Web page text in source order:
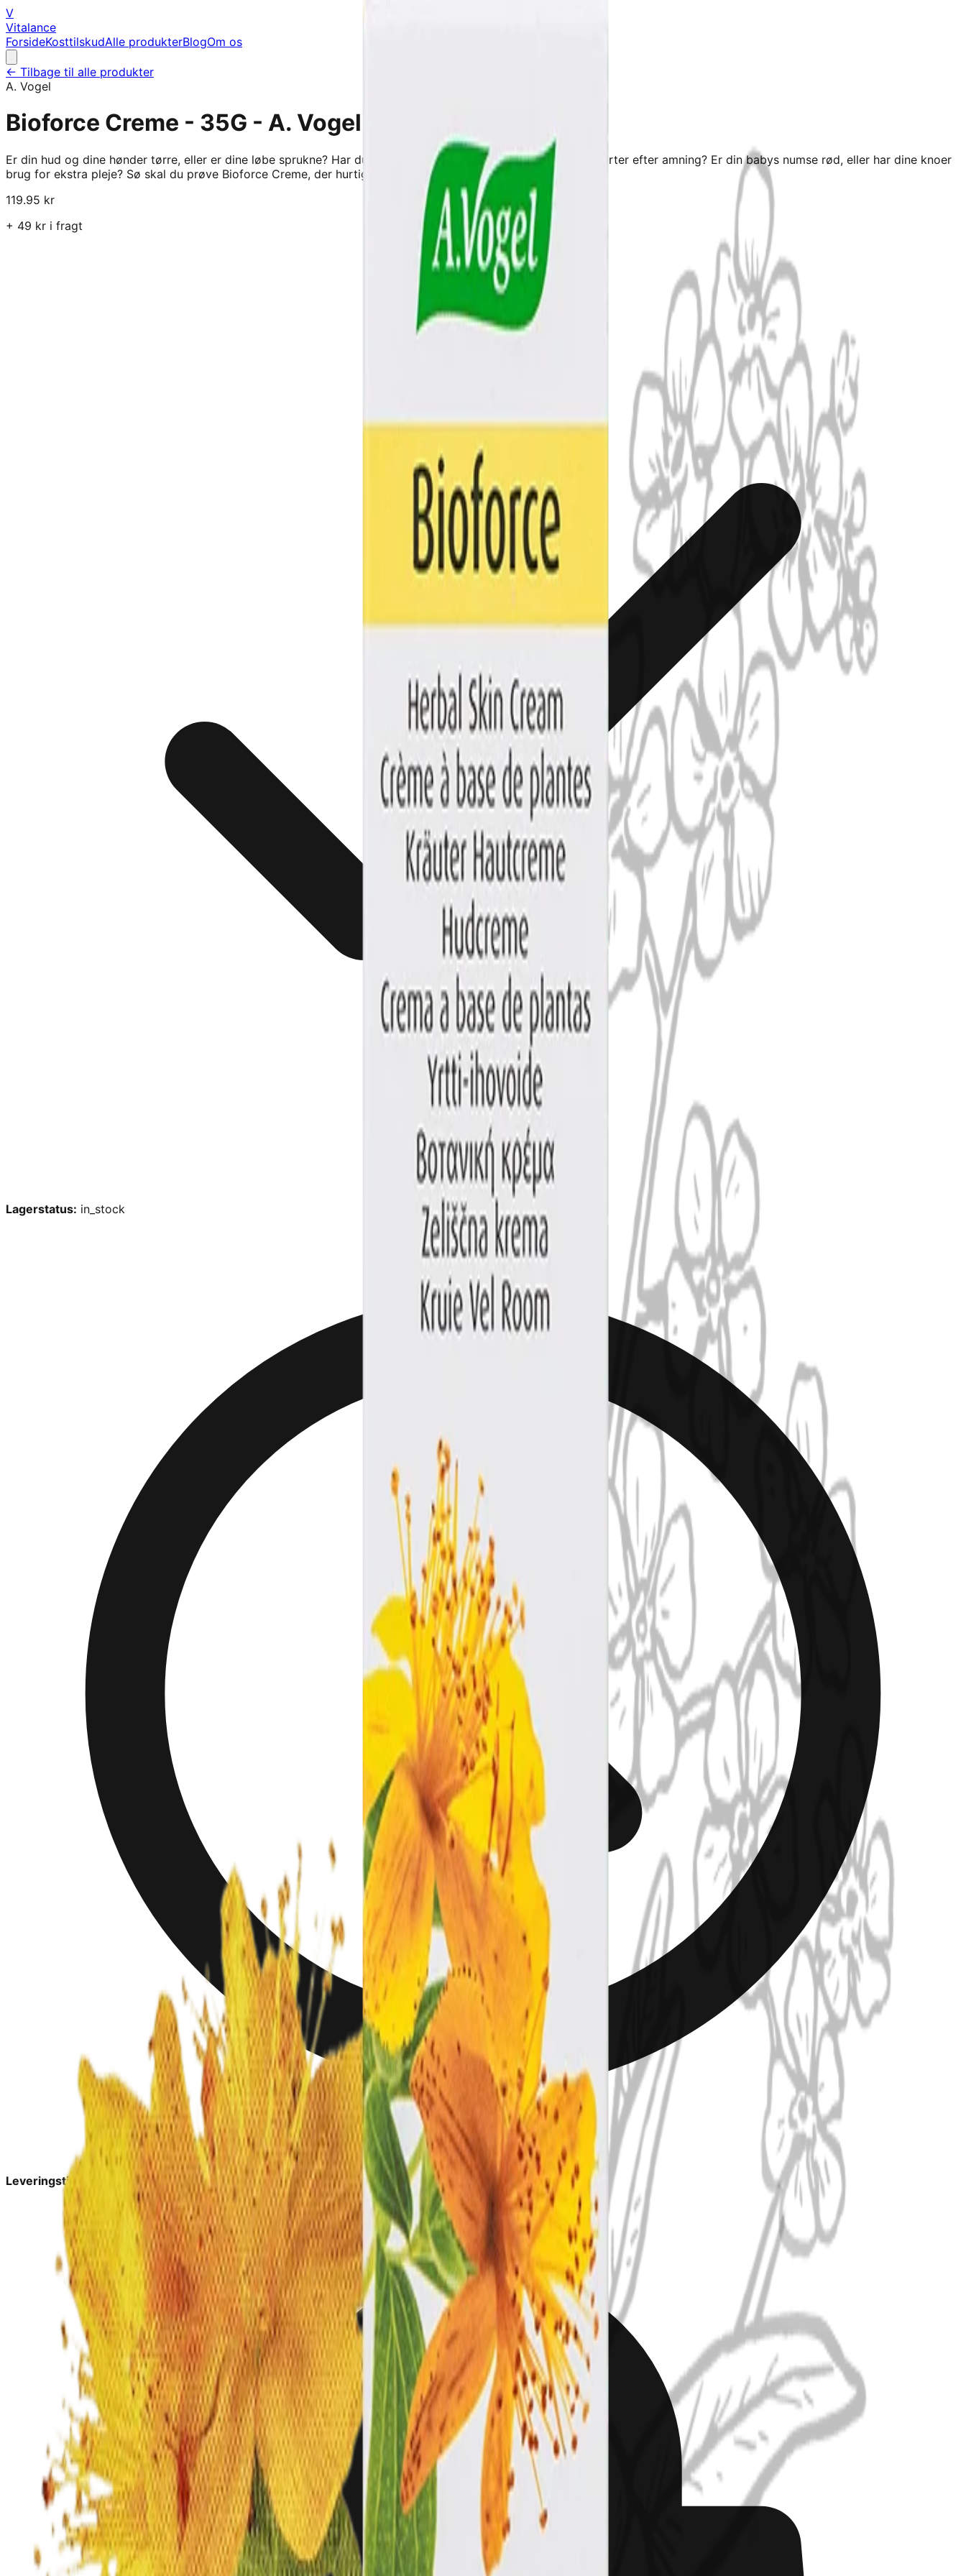
V
Vitalance
ForsideKosttilskudAlle produkterBlogOm os
← Tilbage til alle produkter
A. Vogel
Bioforce Creme - 35G - A. Vogel
Er din hud og dine hønder tørre, eller er dine løbe sprukne? Har du rifter, der ikke vil hele, eller udsatte brystvorter efter amning? Er din babys numse rød, eller har dine knoer
brug for ekstra pleje? Sø skal du prøve Bioforce Creme, der hurtigt og effe
119.95 kr
+ 49 kr i fragt
Lagerstatus: in_stock
Leveringstid: